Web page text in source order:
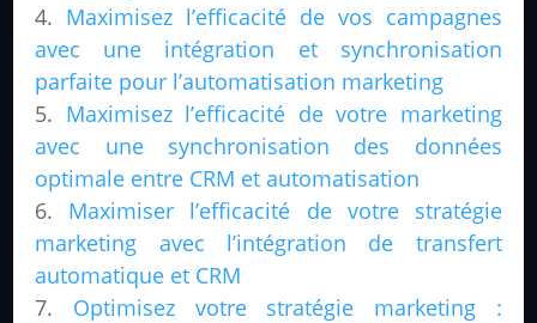
Maximisez l’efficacité de vos campagnes
avec une intégration et synchronisation
parfaite pour l’automatisation marketing
Maximisez l’efficacité de votre marketing
avec une synchronisation des données
optimale entre CRM et automatisation
Maximiser l’efficacité de votre stratégie
marketing avec l’intégration de transfert
automatique et CRM
Optimisez votre stratégie marketing :